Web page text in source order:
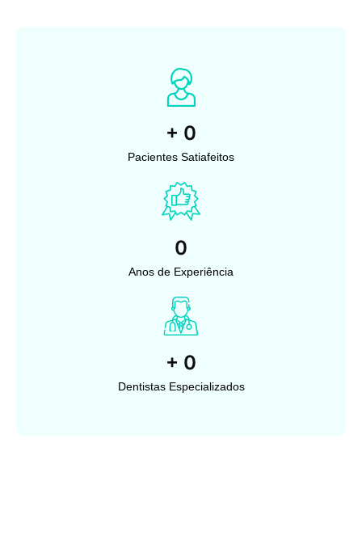
+ 0
Pacientes Satiafeitos
0
Anos de Experiência
+ 0
Dentistas Especializados